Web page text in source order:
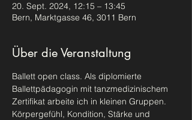
20. Sept. 2024, 12:15 – 13:45
Bern, Marktgasse 46, 3011 Bern
Über die Veranstaltung
Ballett open class. Als diplomierte
Ballettpädagogin mit tanzmedizinischem
Zertifikat arbeite ich in kleinen Gruppen.
Körpergefühl, Kondition, Stärke und